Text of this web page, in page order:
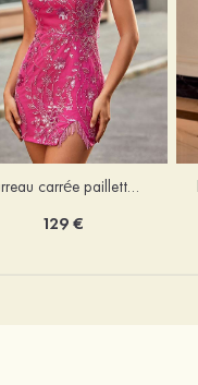
Fourreau carrée paillettes courte/mini robe de fête de la rentrée
129 €